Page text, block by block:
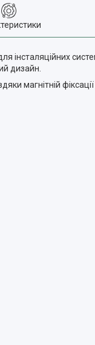
інсталяційних
дизайн.
магнітній